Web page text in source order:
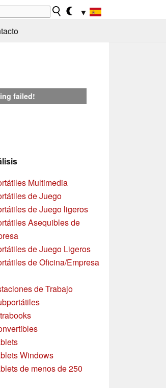
▼
failed!
Multimedia
de Juego
de Juego ligeros
Asequibles de
de Juego Ligeros
de Oficina/Empresa
de Trabajo
Windows
de menos de 250